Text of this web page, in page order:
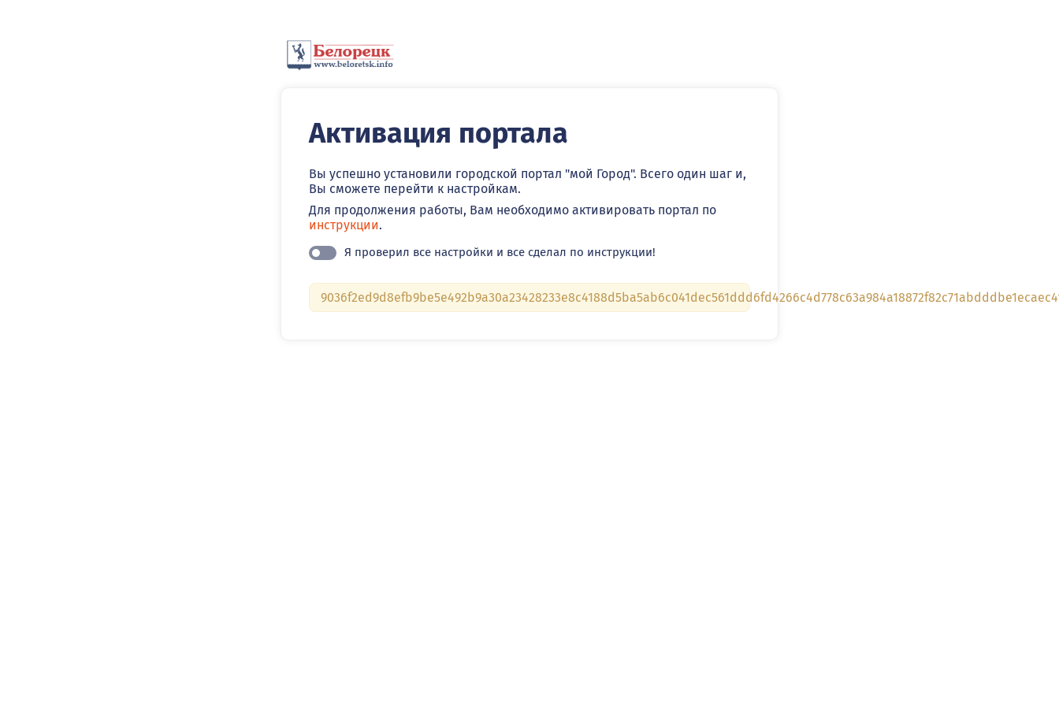
Активация портала
Вы успешно установили городской портал "мой Город". Всего один шаг и,
Вы сможете перейти к настройкам.
Для продолжения работы, Вам необходимо активировать портал по
инструкции.
Я проверил все настройки и все сделал по инструкции!